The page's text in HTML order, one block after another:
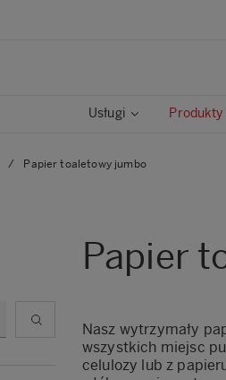
Usługi Produkty
/ Papier toaletowy jumbo
Papier
Nasz wytrzymały
wszystkich miejsc
celulozy lub z